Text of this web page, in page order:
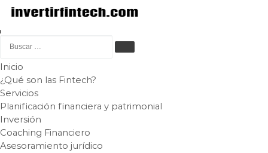
BUSCAR …
Inicio
¿Qué son las Fintech?
Servicios
Planificación financiera y patrimonial
Inversión
Coaching Financiero
Asesoramiento jurídico